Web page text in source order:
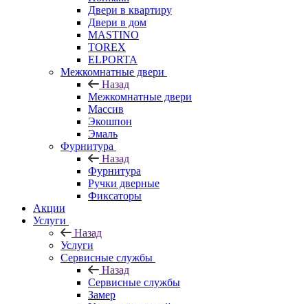
Двери в квартиру
Двери в дом
MASTINO
TOREX
ELPORTA
Межкомнатные двери
Назад
Межкомнатные двери
Массив
Экошпон
Эмаль
Фурнитура
Назад
Фурнитура
Ручки дверные
Фиксаторы
Акции
Услуги
Назад
Услуги
Сервисные службы
Назад
Сервисные службы
Замер